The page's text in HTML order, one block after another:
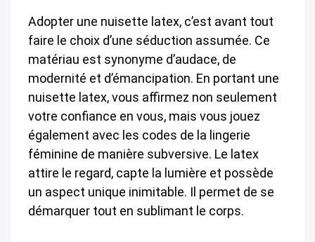
Adopter une nuisette latex, c’est avant tout
faire le choix d’une séduction assumée. Ce
matériau est synonyme d’audace, de
modernité et d’émancipation. En portant une
nuisette latex, vous affirmez non seulement
votre confiance en vous, mais vous jouez
également avec les codes de la lingerie
féminine de manière subversive. Le latex
attire le regard, capte la lumière et possède
un aspect unique inimitable. Il permet de se
démarquer tout en sublimant le corps.